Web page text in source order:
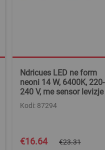
Ndricues LED ne form
neoni 14 W, 6400K, 220-
240 V, me sensor levizje
Kodi: 87294
Special
Price
€16.64 €23.31